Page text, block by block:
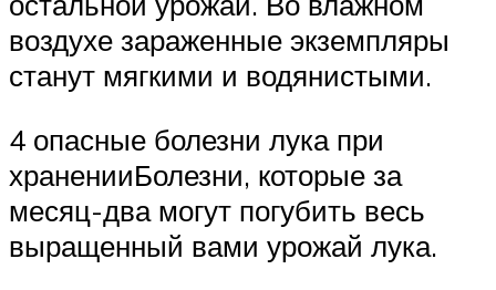
воздухе зараженные экземпляры
станут мягкими и водянистыми.
4 опасные болезни лука при
храненииБолезни, которые за
месяц-два могут погубить весь
выращенный вами урожай лука.